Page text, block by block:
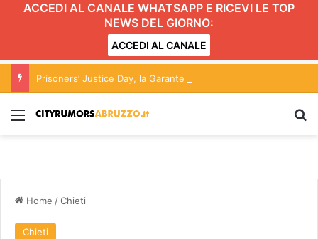
ACCEDI AL CANALE WHATSAPP E RICEVI LE TOP
NEWS DEL GIORNO:
ACCEDI AL CANALE
Menu
Home /Chieti
Chieti